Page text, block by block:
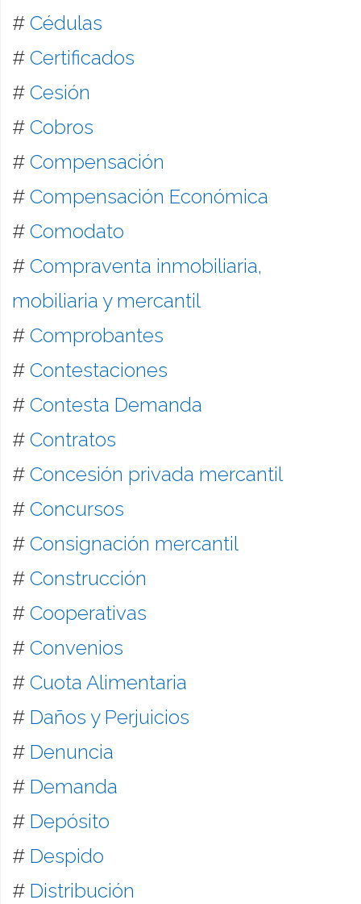
# Cédulas
# Certificados
# Cesión
# Cobros
# Compensación
# Compensación Económica
# Comodato
# Compraventa inmobiliaria,
mobiliaria y mercantil
# Comprobantes
# Contestaciones
# Contesta Demanda
# Contratos
# Concesión privada mercantil
# Concursos
# Consignación mercantil
# Construcción
# Cooperativas
# Convenios
# Cuota Alimentaria
# Daños y Perjuicios
# Denuncia
# Demanda
# Depósito
# Despido
# Distribución